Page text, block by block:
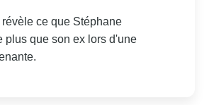
ce que Stéphane
plus que son ex lors d'une